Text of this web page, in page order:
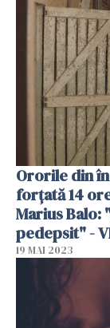
Ororile din
forțată 14
Marius Balo:
pedepsit" -
19 MAI 2023